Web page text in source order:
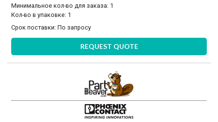
Минимальное кол-во для заказа: 1
Кол-во в упаковке: 1
Срок поставки:По запросу
REQUEST QUOTE